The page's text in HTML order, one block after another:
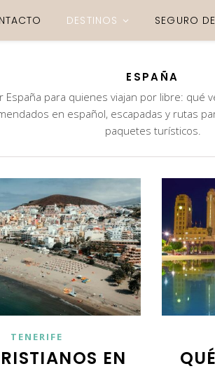
DESTINOS SEGURO
ESPAÑA
España para quienes viajan por libre: qué
en español, escapadas y rutas
paquetes turísticos.
TENERIFE
EN